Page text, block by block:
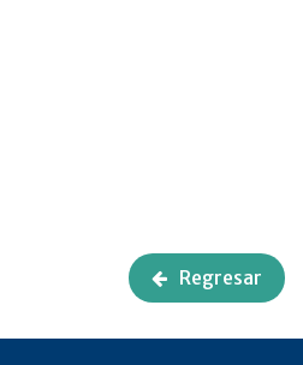
Regresar